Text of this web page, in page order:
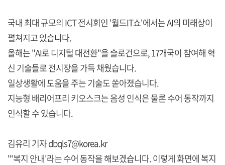
국내 최대 규모의 ICT 전시회인 '월드IT쇼'에서는 AI의 미래상이
펼쳐지고 있습니다.
올해는 "AI로 디지털 대전환"을 슬로건으로, 17개국이 참여해 혁
신 기술들로 전시장을 가득 채웠습니다.
일상생활에 도움을 주는 기술도 쏟아졌습니다.
지능형 배리어프리 키오스크는 음성 인식은 물론 수어 동작까지
인식할 수 있습니다.
김유리 기자 dbqls7@korea.kr
"'복지 안내'라는 수어 동작을 해보겠습니다. 이렇게 화면에 복지